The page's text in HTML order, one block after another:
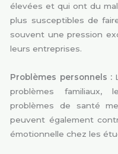
élevées et qui ont du
plus susceptibles de
souvent une pression
leurs entreprises.
Problèmes personnels :
problèmes familiaux,
problèmes de santé
peuvent également
émotionnelle chez les